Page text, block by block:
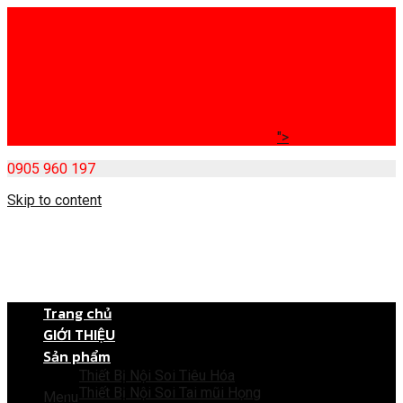
">
0905 960 197
Skip to content
Menu
Trang chủ
GIỚI THIỆU
Sản phẩm
Thiết Bị Nội Soi Tiêu Hóa
Thiết Bị Nội Soi Tai mũi Họng